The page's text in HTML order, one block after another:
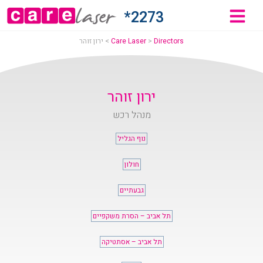
ירון
-
2273*
Care Laser > Directors
> ירון זוהר
ירון זוהר
מנהל רכש
נוף הגליל
חולון
גבעתיים
תל אביב – הסרת משקפיים
תל אביב – אסתטיקה